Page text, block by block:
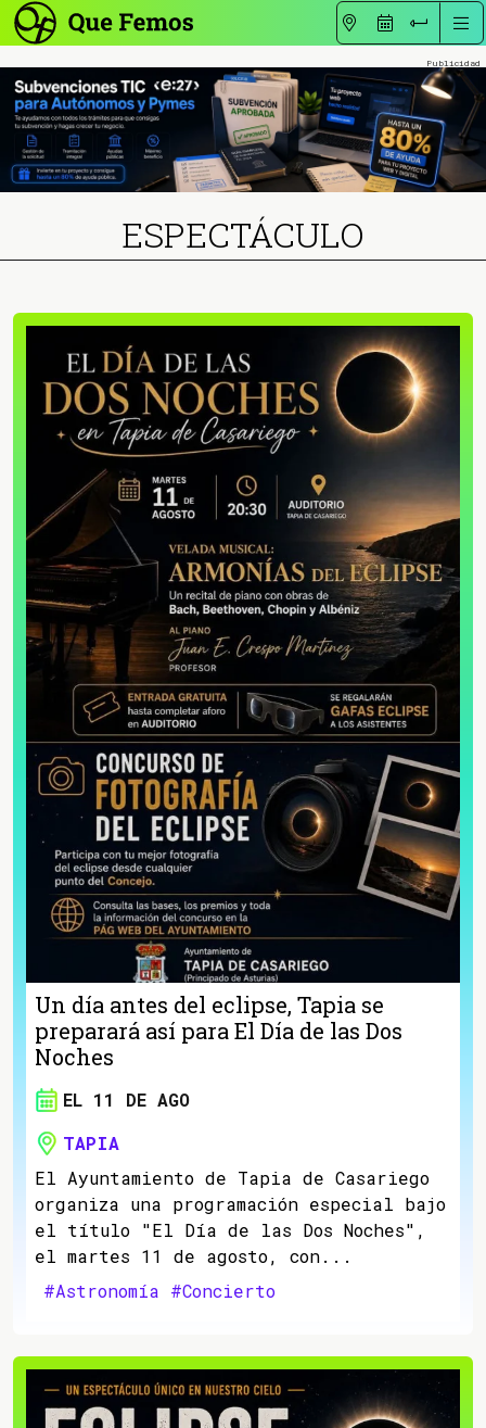
ESPECTÁCULO
Un día antes del eclipse, Tapia se
preparará así para El Día de las Dos
Noches
EL 11 DE AGO
TAPIA
El Ayuntamiento de Tapia de Casariego
organiza una programación especial bajo
el título "El Día de las Dos Noches",
el martes 11 de agosto, con...
#Astronomía #Concierto